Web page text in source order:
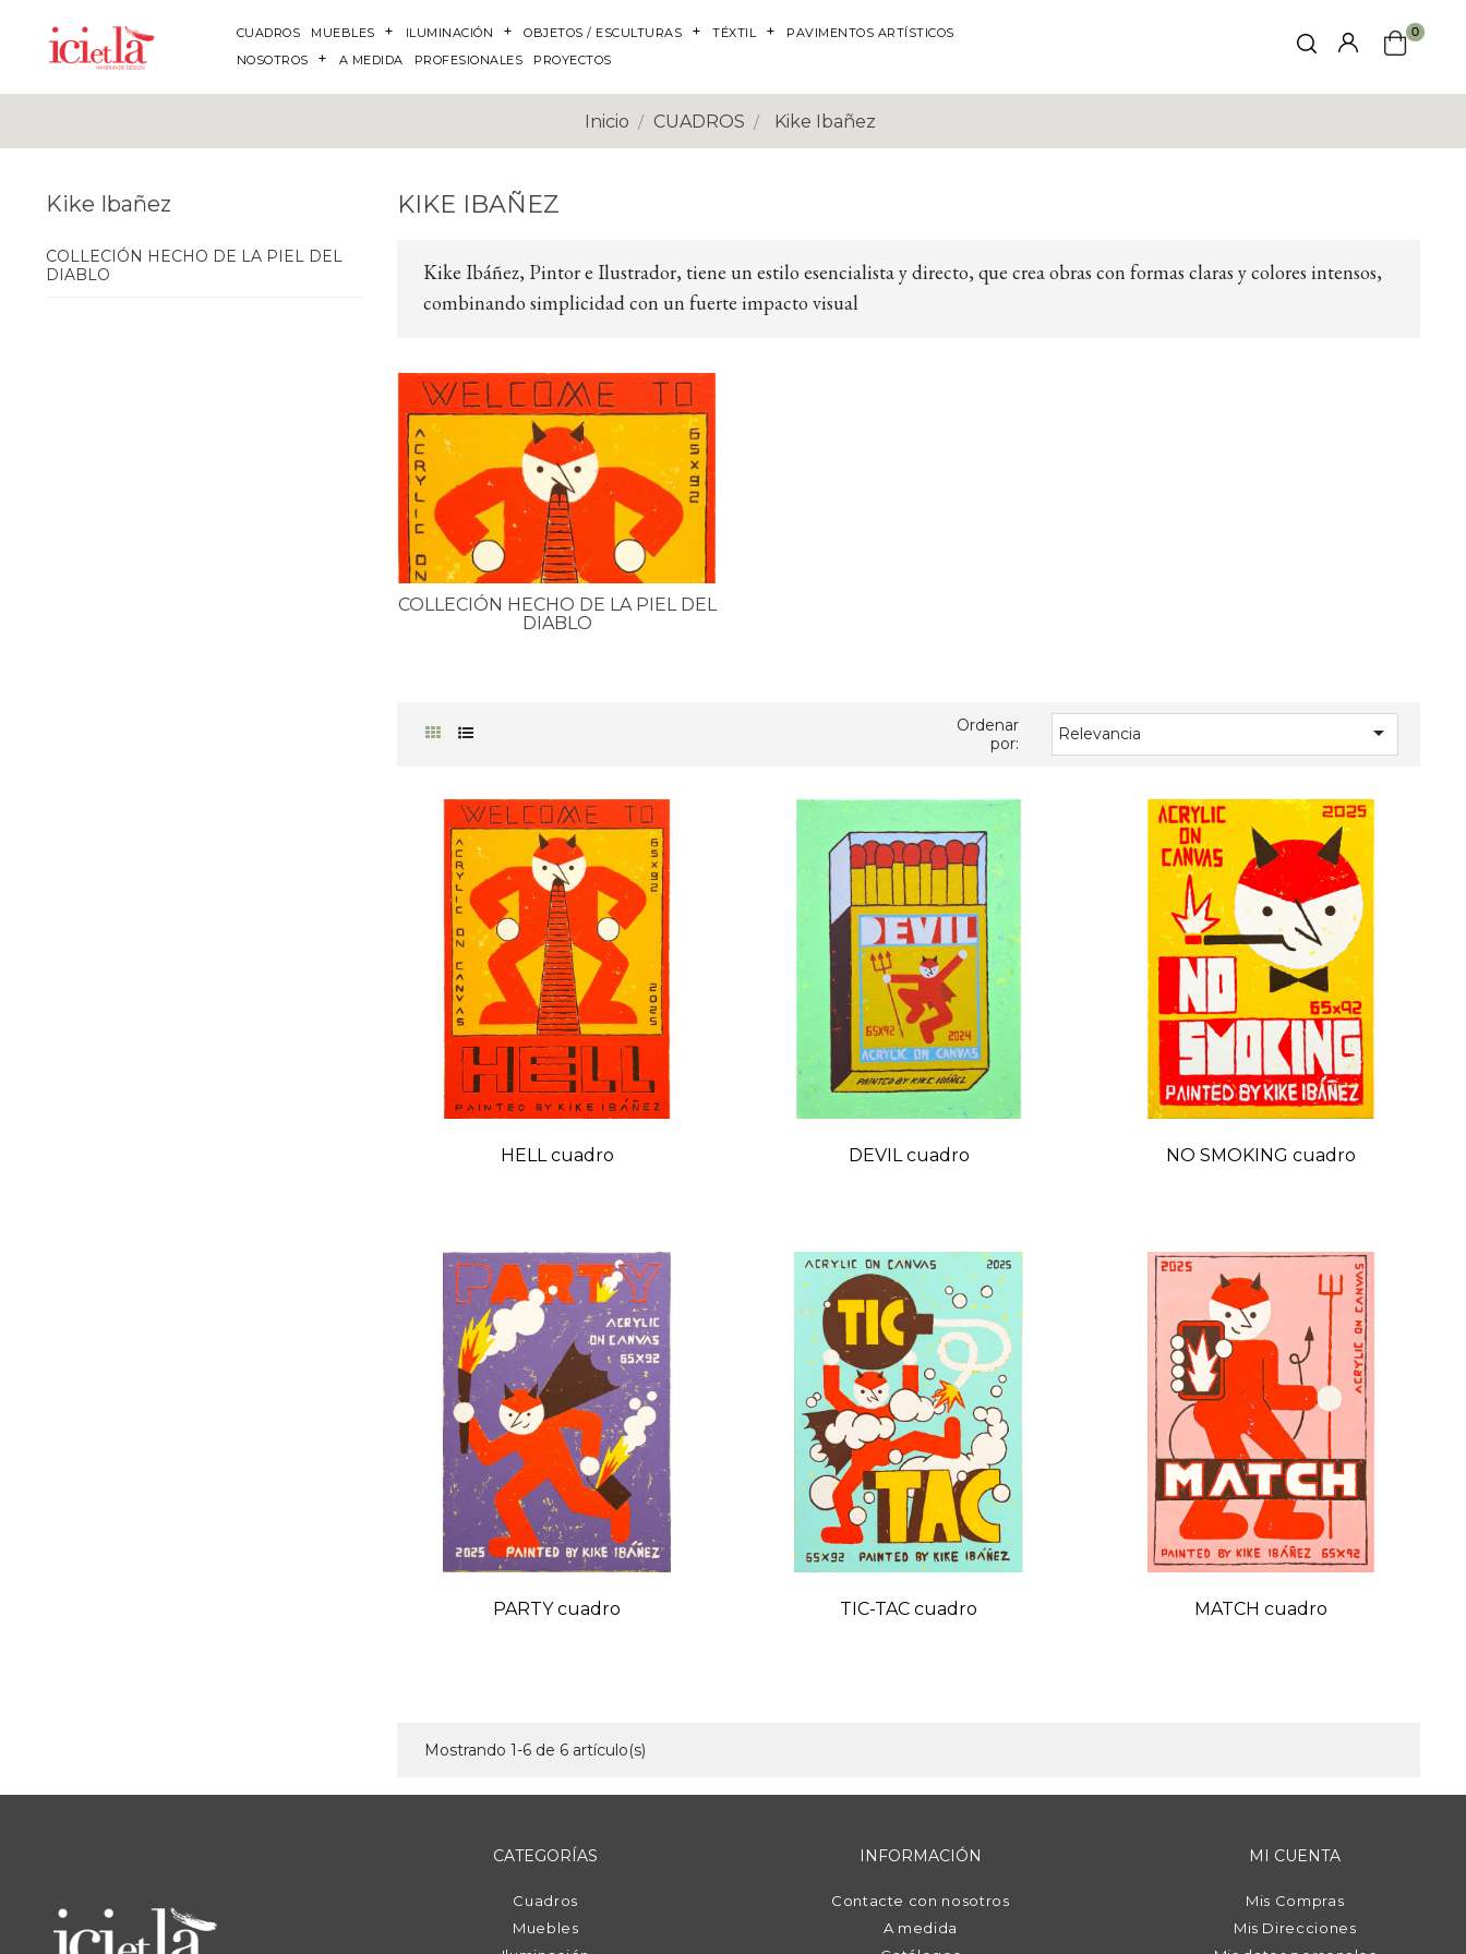
CUADROS MUEBLES ILUMINACIÓN OBJETOS / ESCULTURAS TÉXTIL
PAVIMENTOS ARTÍSTICOS
NOSOTROS
A MEDIDA PROFESIONALES PROYECTOS
0
Inicio CUADROS Kike Ibañez
Kike Ibañez
COLLECIÓN HECHO DE LA PIEL DEL
DIABLO
KIKE IBAÑEZ
Kike Ibáñez, Pintor e Ilustrador, tiene un estilo esencialista y directo, que crea obras con formas claras y colores intensos,
combinando simplicidad con un fuerte impacto visual
COLLECIÓN HECHO DE LA PIEL DEL
DIABLO
Ordenar
por:
Relevancia 
HELL cuadro DEVIL cuadro NO SMOKING cuadro
PARTY cuadro TIC-TAC cuadro MATCH cuadro
Mostrando 1-6 de 6 artículo(s)
CATEGORÍAS
Cuadros
Muebles
INFORMACIÓN
Contacte con nosotros
A medida
MI CUENTA
Mis Compras
Mis Direcciones